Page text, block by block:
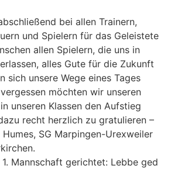
bei allen Trainern,
und Spielern für das Geleistete
allen Spielern, die uns in
alles Gute für die Zukunft
sich unsere Wege eines Tages
möchten wir unseren
unseren Klassen den Aufstieg
recht herzlich zu gratulieren –
Humes, SG Marpingen-Urexweiler
Mannschaft gerichtet: Lebbe ged